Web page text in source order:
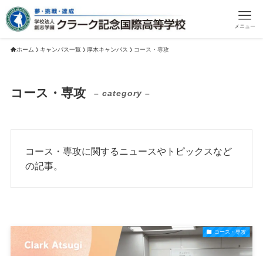
メニュー
ホーム キャンパス一覧 厚木キャンパス コース・専攻
コース・専攻 – category –
コース・専攻に関するニュースやトピックスなど
の記事。
コース・専攻